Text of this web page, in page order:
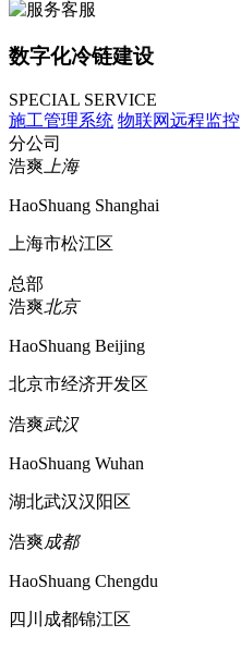
数字化冷链建设
SPECIAL SERVICE
施工管理系统 物联网远程监控
分公司
浩爽上海
HaoShuang Shanghai
上海市松江区
总部
浩爽北京
HaoShuang Beijing
北京市经济开发区
浩爽武汉
HaoShuang Wuhan
湖北武汉汉阳区
浩爽成都
HaoShuang Chengdu
四川成都锦江区